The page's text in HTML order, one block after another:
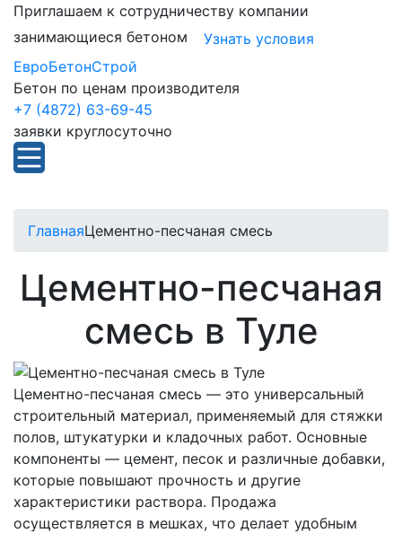
Приглашаем к сотрудничеству компании
занимающиеся бетоном
Узнать условия
ЕвроБетонСтрой
Бетон по ценам производителя
+7 (4872) 63-69-45
заявки круглосуточно
ГлавнаяЦементно-песчаная смесь
Цементно-пеcчаная
смесь в Туле
Цементно-песчаная смесь — это универсальный
строительный материал, применяемый для стяжки
полов, штукатурки и кладочных работ. Основные
компоненты — цемент, песок и различные добавки,
которые повышают прочность и другие
характеристики раствора. Продажа
осуществляется в мешках, что делает удобным